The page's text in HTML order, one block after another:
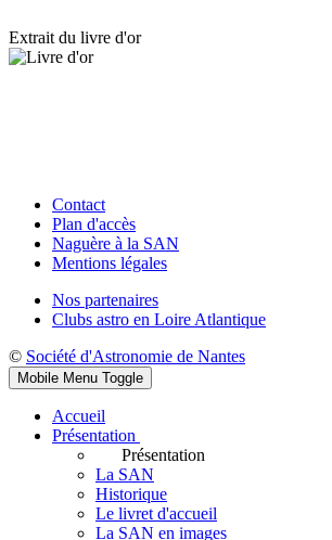
Extrait du livre d'or
Contact
Plan d'accès
Naguère à la SAN
Mentions légales
Nos partenaires
Clubs astro en Loire Atlantique
© Société d'Astronomie de Nantes
Mobile Menu Toggle
Accueil
Présentation
Présentation
La SAN
Historique
Le livret d'accueil
La SAN en images